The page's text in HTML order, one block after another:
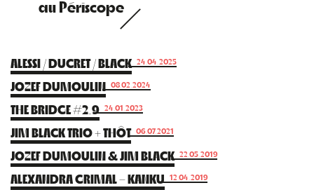
au Périscope
ALESSI / DUCRET / BLACK 24.04.2025
JOZEF DUMOULIN 08.02.2024
THE BRIDGE #2.9 24.01.2023
JIM BLACK TRIO + THÔT 06.07.2021
JOZEF DUMOULIN & JIM BLACK 22.05.2019
ALEXANDRA GRIMAL – KANKU 12.04.2019